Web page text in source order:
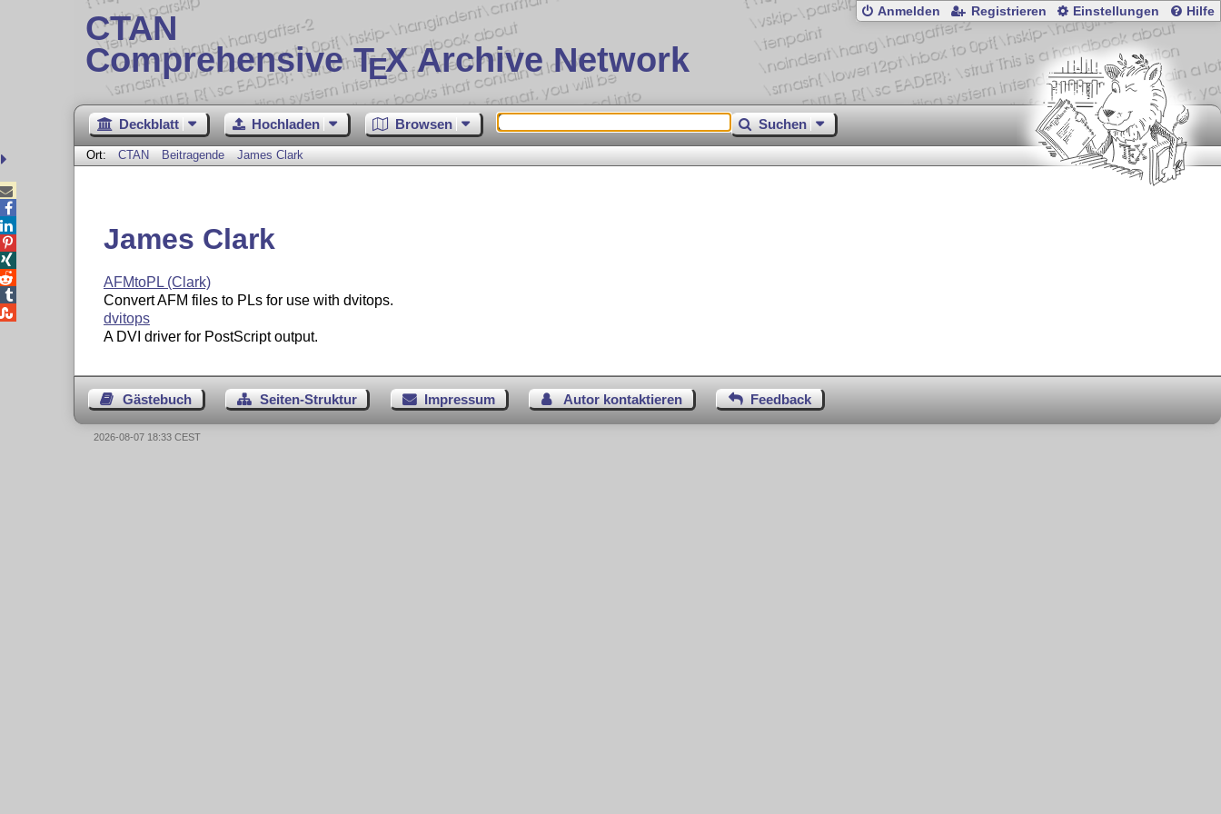
CTAN
Comprehensive TEX Archive Network
Anmelden Registrieren Einstellungen Hilfe
Deckblatt Hochladen Browsen Suchen
Ort: CTAN Beitragende James Clark
James Clark
AFMtoPL (Clark)
Convert AFM files to PLs for use with dvitops.
dvitops
A DVI driver for PostScript output.
Gästebuch Seiten-Struktur Impressum Autor kontaktieren Feedback





2026-08-07 18:33 CEST